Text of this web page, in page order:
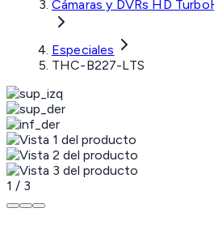
Cámaras y DVRs HD
Especiales
THC-B227-LTS
1 / 3